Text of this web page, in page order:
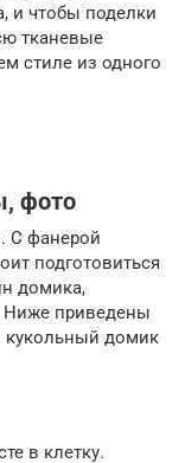
и чтобы поделки
тканевые
стиле из одного
фото
С фанерой
подготовиться
домика,
Ниже приведены
кукольный домик
в клетку.